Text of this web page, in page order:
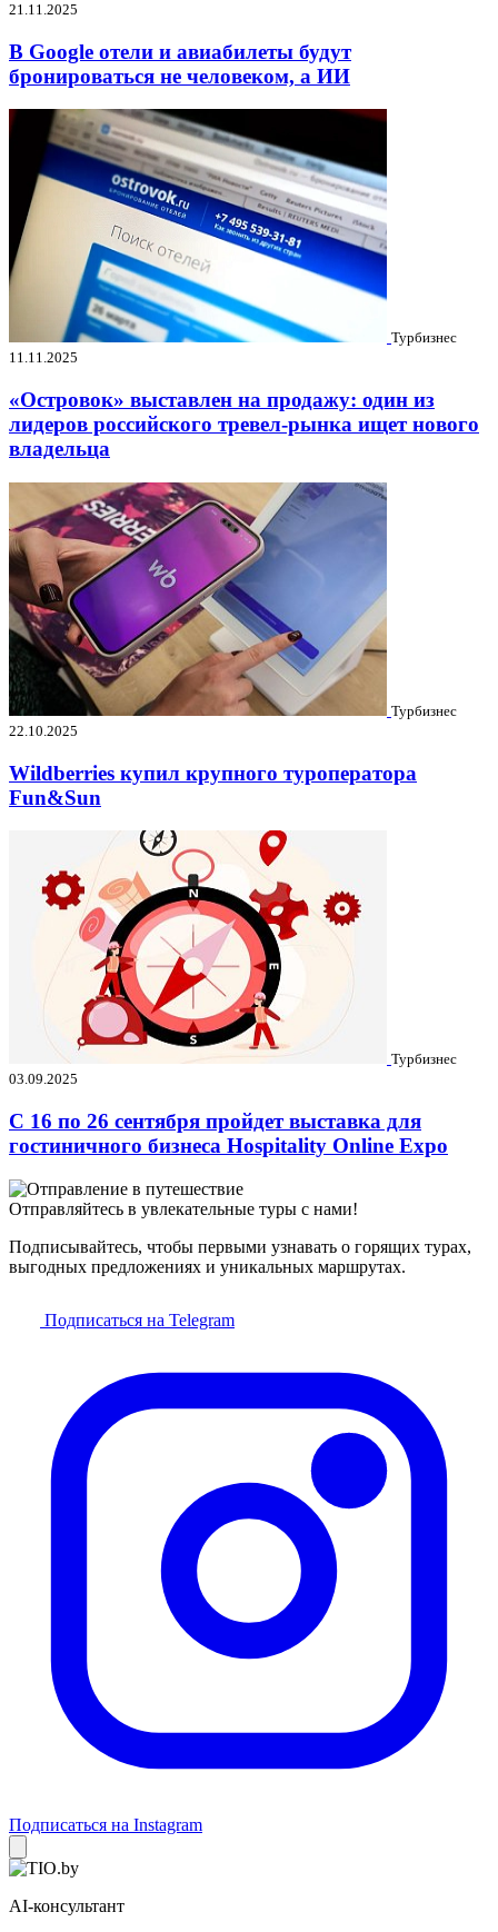
21.11.2025
В Google отели и авиабилеты будут
бронироваться не человеком, а ИИ
Турбизнес
11.11.2025
«Островок» выставлен на продажу: один из
лидеров российского тревел-рынка ищет нового
владельца
Турбизнес
22.10.2025
Wildberries купил крупного туроператора
Fun&Sun
Турбизнес
03.09.2025
C 16 по 26 сентября пройдет выставка для
гостиничного бизнеса Hospitality Online Expo
Отправляйтесь в увлекательные туры с нами!
Подписывайтесь, чтобы первыми узнавать о горящих турах,
выгодных предложениях и уникальных маршрутах.
Подписаться на Telegram
Подписаться на Instagram
AI-консультант